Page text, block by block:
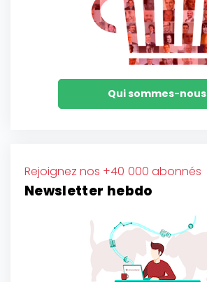
Qui sommes-nous
Rejoignez nos +40 000 abonnés
Newsletter hebdo